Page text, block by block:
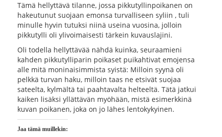
Tämä hellyttävä tilanne, jossa pikkutyllinpoikanen on
hakeutunut suojaan emonsa turvalliseen syliin , tuli
minulle hyvin tutuksi niinä useina vuosina, jolloin
pikkutylli oli ylivoimaisesti tärkein kuvauslajini.
Oli todella hellyttävää nähdä kuinka, seuraamieni
kahden pikkutylliparin poikaset puikahtivat emojensa
alle mitä moninaisimmista syistä: Milloin syynä oli
pelkkä turvan haku, milloin taas ne etsivät suojaa
sateelta, kylmältä tai paahtavalta helteeltä. Tätä jatkui
kaiken lisäksi yllättävän myöhään, mistä esimerkkinä
kuvan poikanen, joka on jo lähes lentokykyinen.
Jaa tämä muillekin: